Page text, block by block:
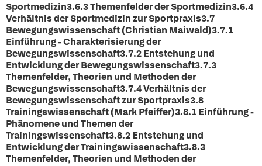
Sportmedizin3.6.3 Themenfelder der Sportmedizin3.6.4
Verhältnis der Sportmedizin zur Sportpraxis3.7
Bewegungswissenschaft (Christian Maiwald)3.7.1
Einführung - Charakterisierung der
Bewegungswissenschaft3.7.2 Entstehung und
Entwicklung der Bewegungswissenschaft3.7.3
Themenfelder, Theorien und Methoden der
Bewegungswissenschaft3.7.4 Verhältnis der
Bewegungswissenschaft zur Sportpraxis3.8
Trainingswissenschaft (Mark Pfeiffer)3.8.1 Einführung -
Phänomene und Themen der
Trainingswissenschaft3.8.2 Entstehung und
Entwicklung der Trainingswissenschaft3.8.3
Themenfelder, Theorien und Methoden der